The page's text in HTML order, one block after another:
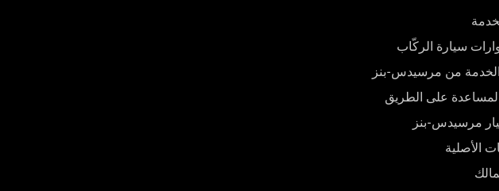
سيارة الركّاب
من مرسيدس-بنز
على الطريق
مرسيدس-بنز
الأصلية